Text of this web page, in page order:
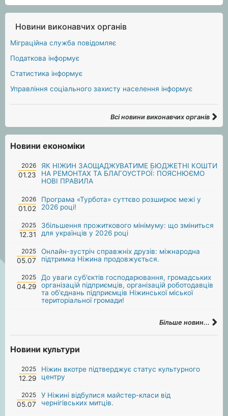
Новини виконавчих органів
Міграційна служба повідомляє
Податкова інформує
Статистика інформує
Управління соціального захисту населення інформує
Всі новини виконавчих органів
Новини економіки
2026
01.23
ЯК НІЖИН ЗАОЩАДЖУВАТИМЕ БЮДЖЕТНІ КОШТИ
НА РЕМОНТАХ ТА БЛАГОУСТРОЇ: ПОЯСНЮЄМО
НОВІ ПРАВИЛА
2026
01.02
Програма «Турбота» суттєво розширює межі у
2026 році!
2025
12.31
Збільшення прожиткового мінімуму: що зміниться
для українців у 2026 році
2025
05.07
Онлайн-зустріч справжніх друзів: міжнародна
підтримка Ніжина продовжується.
2025
04.29
До уваги суб'єктів господарювання, громадських
організацій підприємців, організацій роботодавців
та об'єднань підприємців Ніжинської міської
територіальної громади!
Більше новин...
Новини культури
2025
12.29
Ніжин вкотре підтверджує статус культурного
центру
2025
05.07
У Ніжині відбулися майстер-класи від
чернігівських митців.